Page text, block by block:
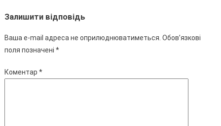
Залишити відповідь
Ваша e-mail адреса не оприлюднюватиметься. Обов’язкові
поля позначені *
Коментар *